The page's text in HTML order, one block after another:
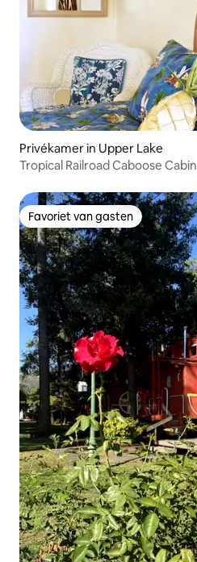
Privékamer in Upper Lake
Tropical Railroad Caboose Cabin
Favoriet van gasten
Favoriet van gasten